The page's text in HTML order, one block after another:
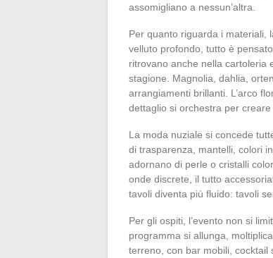
assomigliano a nessun’altra.
Per quanto riguarda i materiali,
velluto profondo, tutto è
ritrovano anche nella cartoleria
stagione. Magnolia, dahlia,
arrangiamenti brillanti. L’arco
dettaglio si orchestra per
La moda nuziale si concede
di trasparenza, mantelli, colori
adornano di perle o cristalli
onde discrete, il tutto
tavoli diventa più fluido: tavoli
Per gli ospiti, l’evento non si
programma si allunga,
terreno, con bar mobili, cocktail